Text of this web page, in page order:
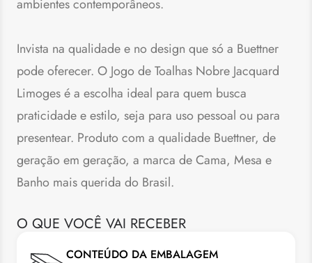
ambientes contemporâneos.
Invista na qualidade e no design que só a Buettner
pode oferecer. O Jogo de Toalhas Nobre Jacquard
Limoges é a escolha ideal para quem busca
praticidade e estilo, seja para uso pessoal ou para
presentear. Produto com a qualidade Buettner, de
geração em geração, a marca de Cama, Mesa e
Banho mais querida do Brasil.
O QUE VOCÊ VAI RECEBER
CONTEÚDO DA EMBALAGEM